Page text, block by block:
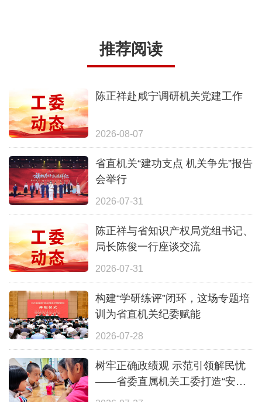
推荐阅读
陈正祥赴咸宁调研机关党建工作
2026-08-07
省直机关“建功支点 机关争先”报告
会举行
2026-07-31
陈正祥与省知识产权局党组书记、
局长陈俊一行座谈交流
2026-07-31
构建“学研练评”闭环，这场专题培
训为省直机关纪委赋能
2026-07-28
树牢正确政绩观 示范引领解民忧
——省委直属机关工委打造“安心
一夏”全覆盖暑期照护体系